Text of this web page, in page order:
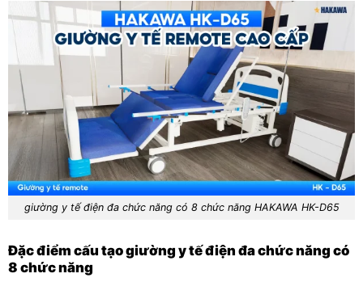
giường y tế điện đa chức năng có 8 chức năng HAKAWA HK-D65
Đặc điểm cấu tạo giường y tế điện đa chức năng có
8 chức năng